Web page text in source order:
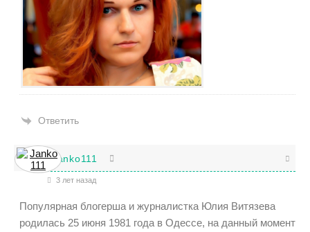
Ответить
Janko111
3 лет назад
Популярная блогерша и журналистка Юлия Витязева
родилась 25 июня 1981 года в Одессе, на данный момент